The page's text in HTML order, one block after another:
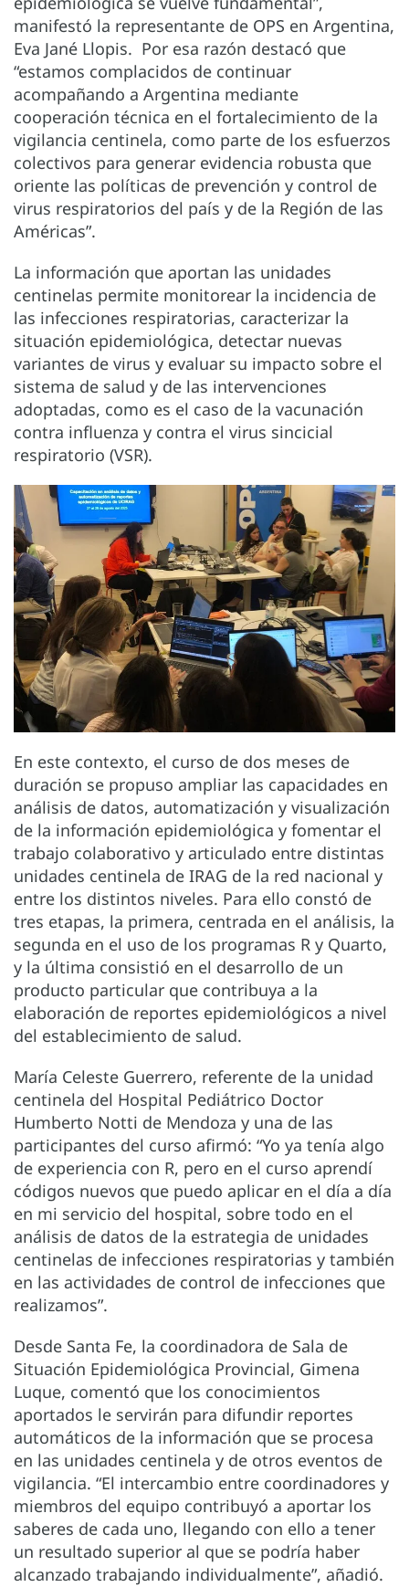
manifestó la representante de OPS en Argentina,
Eva Jané Llopis. Por esa razón destacó que
“estamos complacidos de continuar
acompañando a Argentina mediante
cooperación técnica en el fortalecimiento de la
vigilancia centinela, como parte de los esfuerzos
colectivos para generar evidencia robusta que
oriente las políticas de prevención y control de
virus respiratorios del país y de la Región de las
Américas”.
La información que aportan las unidades
centinelas permite monitorear la incidencia de
las infecciones respiratorias, caracterizar la
situación epidemiológica, detectar nuevas
variantes de virus y evaluar su impacto sobre el
sistema de salud y de las intervenciones
adoptadas, como es el caso de la vacunación
contra influenza y contra el virus sincicial
respiratorio (VSR).
En este contexto, el curso de dos meses de
duración se propuso ampliar las capacidades en
análisis de datos, automatización y visualización
de la información epidemiológica y fomentar el
trabajo colaborativo y articulado entre distintas
unidades centinela de IRAG de la red nacional y
entre los distintos niveles. Para ello constó de
tres etapas, la primera, centrada en el análisis, la
segunda en el uso de los programas R y Quarto,
y la última consistió en el desarrollo de un
producto particular que contribuya a la
elaboración de reportes epidemiológicos a nivel
del establecimiento de salud.
María Celeste Guerrero, referente de la unidad
centinela del Hospital Pediátrico Doctor
Humberto Notti de Mendoza y una de las
participantes del curso afirmó: “Yo ya tenía algo
de experiencia con R, pero en el curso aprendí
códigos nuevos que puedo aplicar en el día a día
en mi servicio del hospital, sobre todo en el
análisis de datos de la estrategia de unidades
centinelas de infecciones respiratorias y también
en las actividades de control de infecciones que
realizamos”.
Desde Santa Fe, la coordinadora de Sala de
Situación Epidemiológica Provincial, Gimena
Luque, comentó que los conocimientos
aportados le servirán para difundir reportes
automáticos de la información que se procesa
en las unidades centinela y de otros eventos de
vigilancia. “El intercambio entre coordinadores y
miembros del equipo contribuyó a aportar los
saberes de cada uno, llegando con ello a tener
un resultado superior al que se podría haber
alcanzado trabajando individualmente”, añadió.